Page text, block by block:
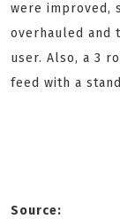
were improved,
overhauled and
user. Also, a 3
feed with a
Source: